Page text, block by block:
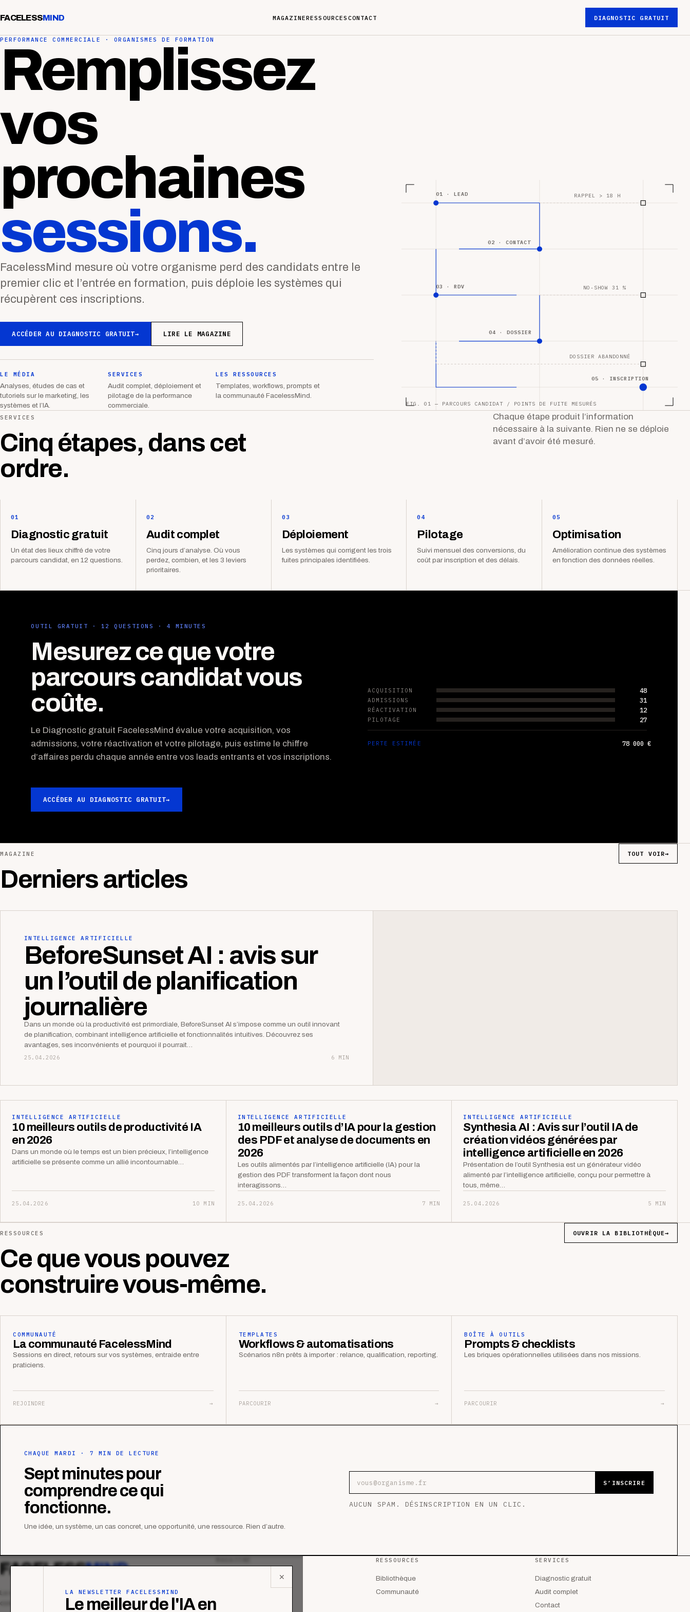
FACELESSMIND MAGAZINERESSOURCES CONTACT DIAGNOSTIC GRATUIT
PERFORMANCE COMMERCIALE · ORGANISMES DE FORMATION
Remplissez
vos
prochaines
sessions.
FacelessMind mesure où votre organisme perd des candidats entre le
premier clic et l’entrée en formation, puis déploie les systèmes qui
récupèrent ces inscriptions.
ACCÉDER AU DIAGNOSTIC GRATUIT→ LIRE LE MAGAZINE
LE MÉDIA
Analyses, études de cas et
tutoriels sur le marketing, les
systèmes et l’IA.
SERVICES
Audit complet, déploiement et
pilotage de la performance
commerciale.
LES RESSOURCES
Templates, workflows, prompts et
la communauté FacelessMind.
01 · LEAD
02 · CONTACT
03 · RDV
04 · DOSSIER
05 · INSCRIPTION
RAPPEL > 18 H
NO-SHOW 31 %
DOSSIER ABANDONNÉ
FIG. 01 — PARCOURS CANDIDAT / POINTS DE FUITE MESURÉS
SERVICES
Cinq étapes, dans cet
ordre.
Chaque étape produit l’information
nécessaire à la suivante. Rien ne se déploie
avant d’avoir été mesuré.
01
Diagnostic gratuit
Un état des lieux chiffré de votre
parcours candidat, en 12 questions.
02
Audit complet
Cinq jours d’analyse. Où vous
perdez, combien, et les 3 leviers
prioritaires.
03
Déploiement
Les systèmes qui corrigent les trois
fuites principales identifiées.
04
Pilotage
Suivi mensuel des conversions, du
coût par inscription et des délais.
05
Optimisation
Amélioration continue des systèmes
en fonction des données réelles.
OUTIL GRATUIT · 12 QUESTIONS · 4 MINUTES
Mesurez ce que votre
parcours candidat vous
coûte.
Le Diagnostic gratuit FacelessMind évalue votre acquisition, vos
admissions, votre réactivation et votre pilotage, puis estime le chiffre
d’affaires perdu chaque année entre vos leads entrants et vos inscriptions.
ACCÉDER AU DIAGNOSTIC GRATUIT→
ACQUISITION 48
ADMISSIONS 31
RÉACTIVATION 12
PILOTAGE 27
PERTE ESTIMÉE 78 000 €
MAGAZINE
Derniers articles
TOUT VOIR→
INTELLIGENCE ARTIFICIELLE
BeforeSunset AI : avis sur
un l’outil de planification
journalière
Dans un monde où la productivité est primordiale, BeforeSunset AI s’impose comme un outil innovant
de planification, combinant intelligence artificielle et fonctionnalités intuitives. Découvrez ses
avantages, ses inconvénients et pourquoi il pourrait…
25.04.2026 6 MIN
INTELLIGENCE ARTIFICIELLE
10 meilleurs outils de productivité IA
en 2026
Dans un monde où le temps est un bien précieux, l’intelligence
artificielle se présente comme un allié incontournable…
25.04.2026 10 MIN
INTELLIGENCE ARTIFICIELLE
10 meilleurs outils d’IA pour la gestion
des PDF et analyse de documents en
2026
Les outils alimentés par l’intelligence artificielle (IA) pour la
gestion des PDF transforment la façon dont nous
interagissons…
25.04.2026 7 MIN
INTELLIGENCE ARTIFICIELLE
Synthesia AI : Avis sur l’outil IA de
création vidéos générées par
intelligence artificielle en 2026
Présentation de l’outil Synthesia est un générateur vidéo
alimenté par l’intelligence artificielle, conçu pour permettre à
tous, même…
25.04.2026 5 MIN
RESSOURCES
Ce que vous pouvez
construire vous-même.
OUVRIR LA BIBLIOTHÈQUE→
COMMUNAUTÉ
La communauté FacelessMind
Sessions en direct, retours sur vos systèmes, entraide entre
praticiens.
REJOINDRE →
TEMPLATES
Workflows & automatisations
Scénarios n8n prêts à importer : relance, qualification, reporting.
PARCOURIR →
BOÎTE À OUTILS
Prompts & checklists
Les briques opérationnelles utilisées dans nos missions.
PARCOURIR →
CHAQUE MARDI · 7 MIN DE LECTURE
Sept minutes pour
comprendre ce qui
fonctionne.
Une idée, un système, un cas concret, une opportunité, une ressource. Rien d’autre.
S’INSCRIRE
AUCUN SPAM. DÉSINSCRIPTION EN UN CLIC.
✕
LA NEWSLETTER FACELESSMIND
Le meilleur de l'IA en
FACELESSMIND
Le média qui mesurent la performance
commerciale des organismes de formation.
RESSOURCES
Bibliothèque
Communauté
SERVICES
Diagnostic gratuit
Audit complet
Contact